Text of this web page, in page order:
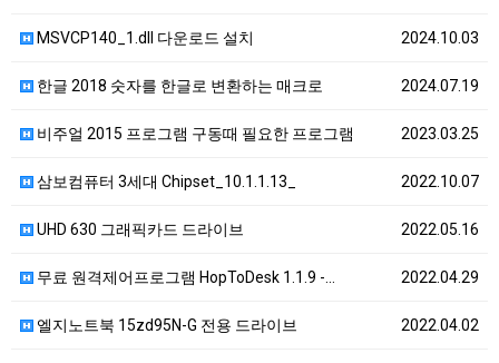
2024.10.03
MSVCP140_1.dll 다운로드 설치
2024.07.19
한글 2018 숫자를 한글로 변환하는 매크로
2023.03.25
비주얼 2015 프로그램 구동때 필요한 프로그램
2022.10.07
삼보컴퓨터 3세대 Chipset_10.1.1.13_
2022.05.16
UHD 630 그래픽카드 드라이브
2022.04.29
무료 원격제어프로그램 HopToDesk 1.1.9 -…
2022.04.02
엘지노트북 15zd95N-G 전용 드라이브